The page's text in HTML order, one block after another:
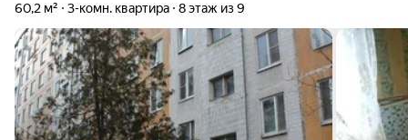
60,2 м² 3-комн. квартира 8 этаж из 9